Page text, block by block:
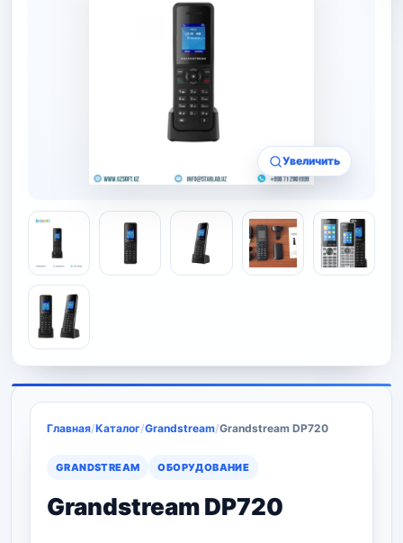
Увеличить
Главная/Каталог/Grandstream/Grandstream DP720
GRANDSTREAM ОБОРУДОВАНИЕ
Grandstream DP720